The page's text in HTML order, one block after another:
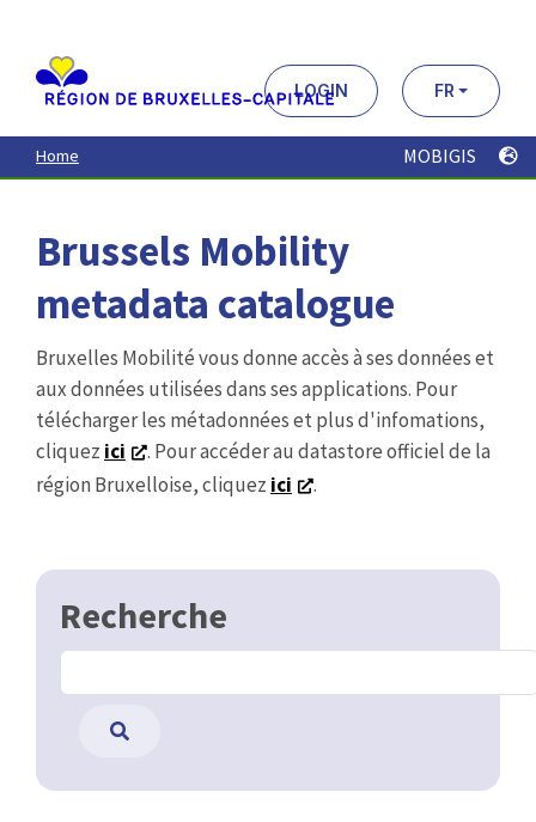
contenu
principal
LOGIN FR
Home MOBIGIS
Brussels Mobility
metadata catalogue
Bruxelles Mobilité vous donne accès à ses données et
aux données utilisées dans ses applications. Pour
télécharger les métadonnées et plus d'infomations,
cliquez ici
. Pour accéder au datastore officiel de la
région Bruxelloise, cliquez ici .
Recherche